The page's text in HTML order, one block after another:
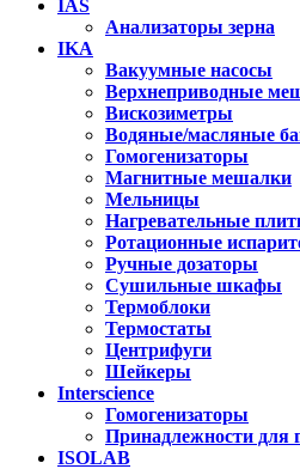
IAS
Анализаторы зерна
IKA
Вакуумные насосы
Верхнеприводные
Вискозиметры
Водяные/масляные
Гомогенизаторы
Магнитные мешалки
Мельницы
Нагревательные
Ротационные
Ручные дозаторы
Сушильные шкафы
Термоблоки
Термостаты
Центрифуги
Шейкеры
Interscience
Гомогенизаторы
Принадлежности для
ISOLAB